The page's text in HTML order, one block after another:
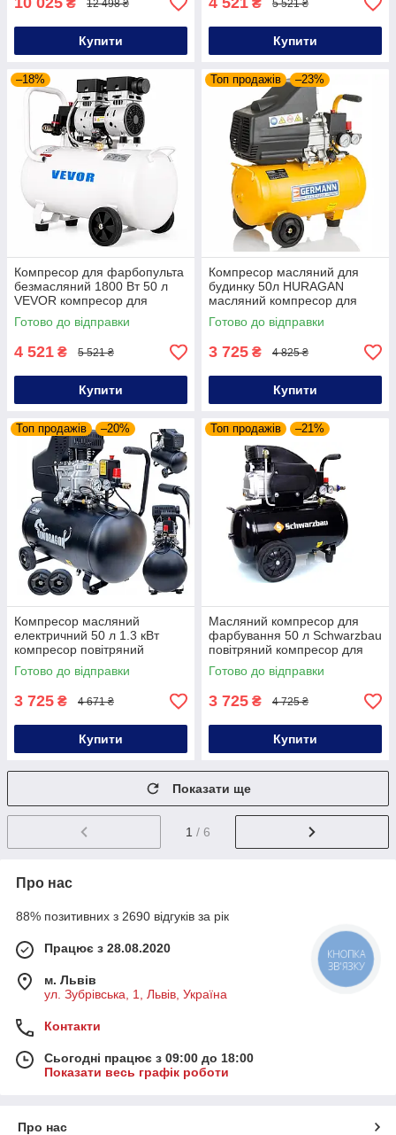
₴ 12 498 ₴
Купити
₴ 5 521 ₴
Купити
–18%
Компресор для фарбопульта
безмасляний 1800 Вт 50 л
VEVOR компресор для
фарбування авто компресор
без мастила
Готово до відправки
4 521 ₴ 5 521 ₴
Купити
Топ продажів –23%
Компресор масляний для
будинку 50л HURAGAN
масляний компресор для
гаража та СТО
Готово до відправки
3 725 ₴ 4 825 ₴
Купити
Топ продажів –20%
Компресор масляний
електричний 50 л 1.3 кВт
компресор повітряний
побутовий
Готово до відправки
3 725 ₴ 4 671 ₴
Купити
Топ продажів –21%
Масляний компресор для
фарбування 50 л Schwarzbau
повітряний компресор для
будинку
Готово до відправки
3 725 ₴ 4 725 ₴
Купити
Показати ще
1 / 6
Про нас
88% позитивних з 2690 відгуків за рік
Працює з 28.08.2020
м. Львів
ул. Зубрівська, 1, Львів, Україна
Контакти
Сьогодні працює з 09:00 до 18:00
Показати весь графік роботи
Про нас
КНОПКА
ЗВ'ЯЗКУ